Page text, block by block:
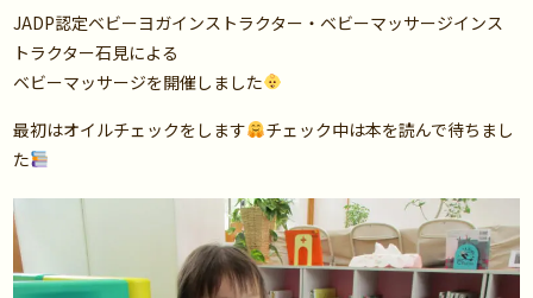
JADP認定ベビーヨガインストラクター・ベビーマッサージインス
トラクター石見による
ベビーマッサージを開催しました
最初はオイルチェックをします
チェック中は本を読んで待ちまし
た